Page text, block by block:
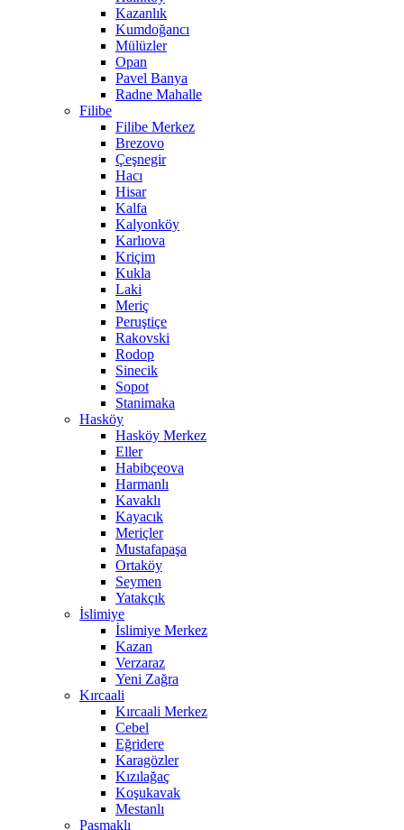
Kazanlık
Kumdoğancı
Mülüzler
Opan
Pavel Banya
Radne Mahalle
Filibe
Filibe Merkez
Brezovo
Çeşnegir
Hacı
Hisar
Kalfa
Kalyonköy
Karlıova
Kriçim
Kukla
Laki
Meriç
Peruştiçe
Rakovski
Rodop
Sinecik
Sopot
Stanimaka
Hasköy
Hasköy Merkez
Eller
Habibçeova
Harmanlı
Kavaklı
Kayacık
Meriçler
Mustafapaşa
Ortaköy
Seymen
Yatakçık
İslimiye
İslimiye Merkez
Kazan
Verzaraz
Yeni Zağra
Kırcaali
Kırcaali Merkez
Cebel
Eğridere
Karagözler
Kızılağaç
Koşukavak
Mestanlı
Paşmaklı